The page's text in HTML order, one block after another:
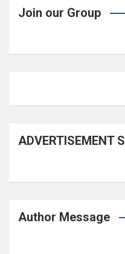
Join our Group
ADVERTISEMENT
Author Message